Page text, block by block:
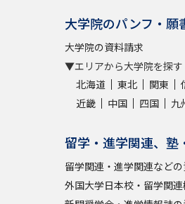
大学院のパンフ・願
大学院の資料請求
▼エリアから大学院を探す
北海道
東北 関東
近畿
中国 四国 九
留学・進学関連、塾
留学関連・進学関連など
外国大学日本校・留学関